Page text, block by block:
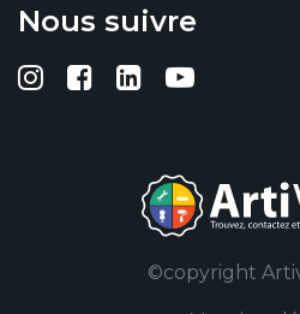
Nous suivre
Suivez-nous sur
Suivez-nous
Suivez-
©copyright